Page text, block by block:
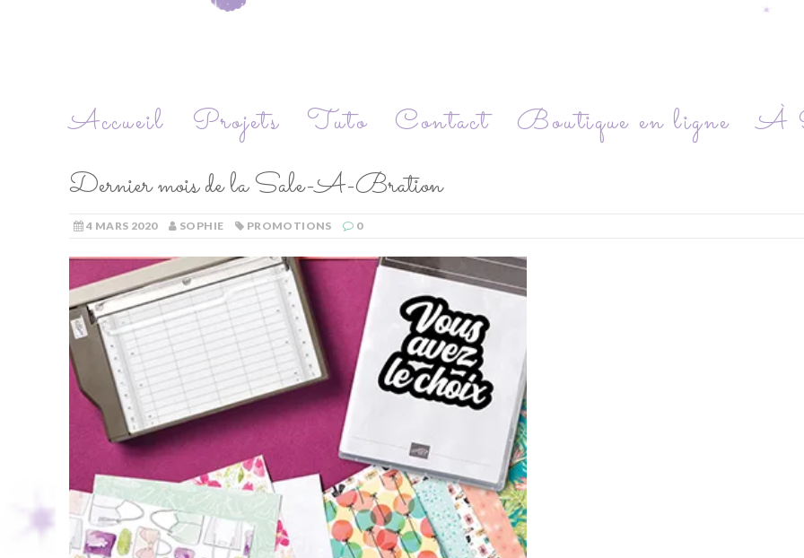
Accueil Projets Tuto Contact Boutique en ligne
À
Dernier mois de la Sale-A-Bration
4 MARS 2020 SOPHIE PROMOTIONS 0